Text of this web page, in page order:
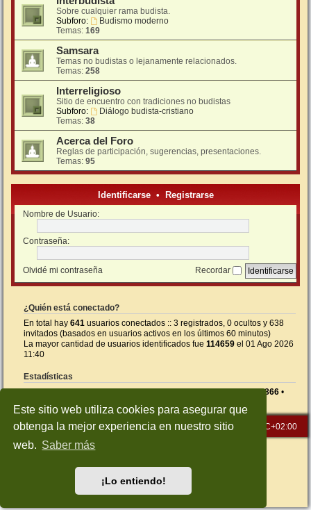
Este sitio web utiliza cookies para asegurar que
obtenga la mejor experiencia en nuestro sitio
web. Saber más
¡Lo entiendo!
Sobre cualquier rama budista.
Subforo:
Budismo moderno
Temas: 169
Samsara
Temas no budistas o lejanamente relacionados.
Temas: 258
Interreligioso
Sitio de encuentro con tradiciones no budistas
Subforo:
Diálogo budista-cristiano
Temas: 38
Acerca del Foro
Reglas de participación, sugerencias, presentaciones.
Temas: 95
Identificarse• Registrarse
Nombre de Usuario:
Contraseña:
Olvidé mi contraseña Recordar
¿Quién está conectado?
En total hay 641 usuarios conectados :: 3 registrados, 0 ocultos y 638
invitados (basados en usuarios activos en los últimos 60 minutos)
La mayor cantidad de usuarios identificados fue 114659 el 01 Ago 2026
11:40
Estadísticas
• Usuarios totales866 •
Inicio Índice general Todos los horarios son UTC+02:00
Desarrollado porphpBB